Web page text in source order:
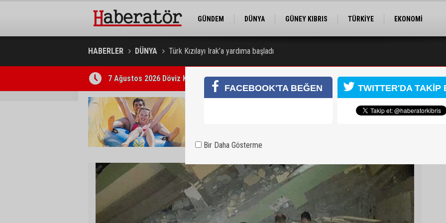
GÜNDEM DÜNYA GÜNEY KIBRIS TÜRKİYE
EKONOMİ
HABERLER DÜNYA Türk Kızılayı Irak’a yardıma başladı
Trafik kazasında 85 yaşındaki Turan Obalı hayatını kaybetti, 3 kişi yaralandı
FACEBOOK'TA BEĞEN TWITTER'DA TAKİP
Bir Daha Gösterme